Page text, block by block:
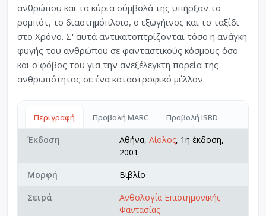
ανθρώπου και τα κύρια σύμβολά της υπήρξαν το
ρομπότ, το διαστημόπλοιο, ο εξωγήινος και το ταξίδι
στο Χρόνο. Σ' αυτά αντικατοπτρίζονται τόσο η ανάγκη
φυγής του ανθρώπου σε φανταστικούς κόσμους όσο
και ο φόβος του για την ανεξέλεγκτη πορεία της
ανθρωπότητας σε ένα καταστροφικό μέλλον.
Περιγραφή Προβολή MARC Προβολή ISBD
Έκδοση Αθήνα, Αίολος, 1η έκδοση,
2001
Μορφή
Βιβλίο
Σειρά
Ανθολογία Επιστημονικής
Φαντασίας